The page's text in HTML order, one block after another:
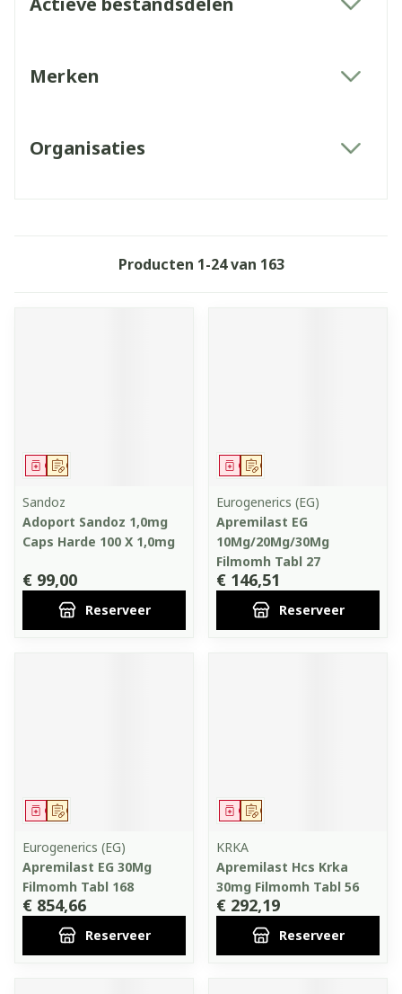
Merken
Organisaties
Producten 1-24van 163
Op voorschrift
Geneesmiddel
Sandoz
Adoport Sandoz 1,0mg
Caps Harde 100 X 1,0mg
€ 99,00
Reserveer
Op voorschrift
Geneesmiddel
Eurogenerics (EG)
Apremilast EG
10Mg/20Mg/30Mg
Filmomh Tabl 27
€ 146,51
Reserveer
Op voorschrift
Geneesmiddel
Eurogenerics (EG)
Apremilast EG 30Mg
Filmomh Tabl 168
€ 854,66
Reserveer
Op voorschrift
Geneesmiddel
KRKA
Apremilast Hcs Krka
30mg Filmomh Tabl 56
€ 292,19
Reserveer